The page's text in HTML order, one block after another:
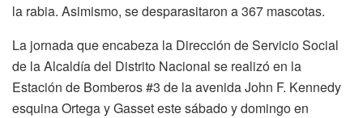
la rabia. Asimismo, se desparasitaron a 367 mascotas.
La jornada que encabeza la Dirección de Servicio Social
de la Alcaldía del Distrito Nacional se realizó en la
Estación de Bomberos #3 de la avenida John F. Kennedy
esquina Ortega y Gasset este sábado y domingo en